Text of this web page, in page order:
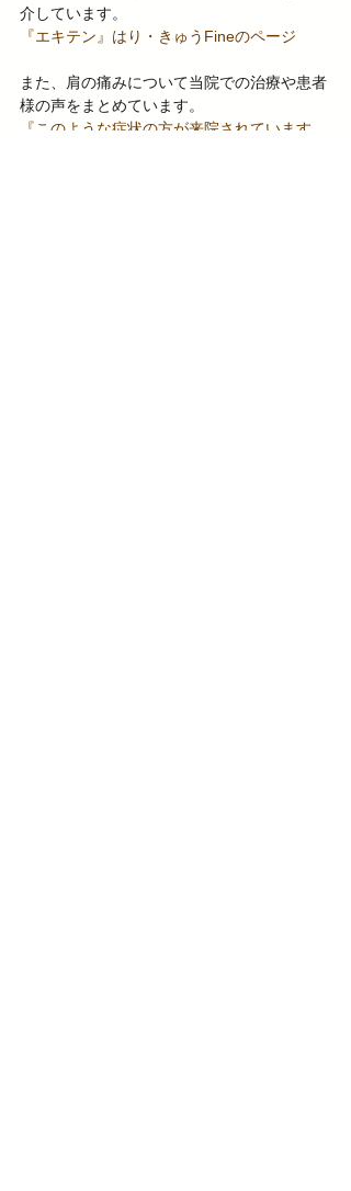
介しています。
『エキテン』はり・きゅうFineのページ
また、肩の痛みについて当院での治療や患者
様の声をまとめています。
『このような症状の方が来院されています